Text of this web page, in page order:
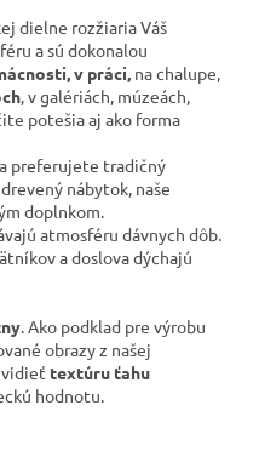
dielne rozžiaria Váš
a sú dokonalou
v práci, na chalupe,
, v galériách, múzeách,
potešia aj ako forma
a preferujete tradičný
nábytok, naše
doplnkom.
atmosféru dávnych dôb.
adoslova dýchajú
. Ako podklad pre výrobu
obrazy z našej
vidieť textúru ťahu
hodnotu.